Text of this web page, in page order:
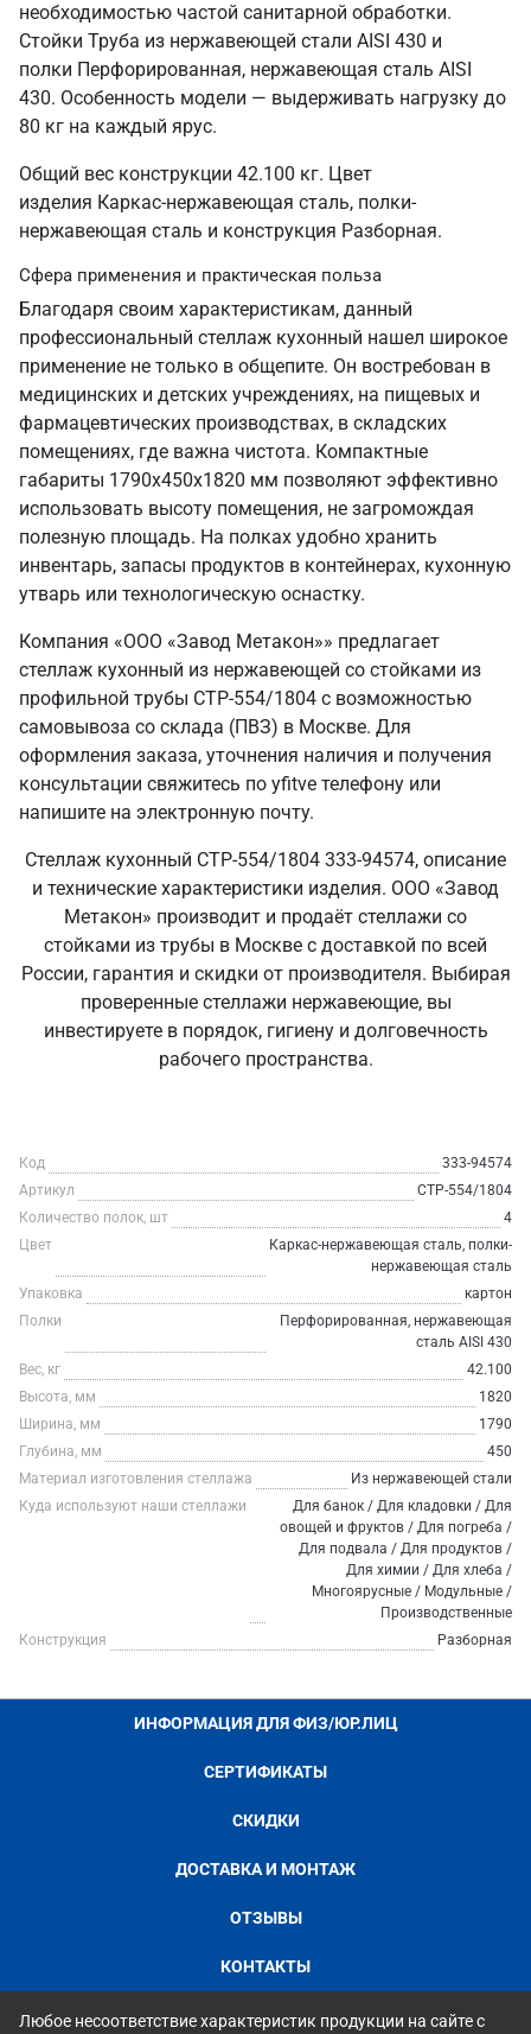
необходимостью частой санитарной обработки.
Стойки Труба из нержавеющей стали AISI 430 и
полки Перфорированная, нержавеющая сталь AISI
430. Особенность модели — выдерживать нагрузку до
80 кг на каждый ярус.
Общий вес конструкции 42.100 кг. Цвет
изделия Каркас-нержавеющая сталь, полки-
нержавеющая сталь и конструкция Разборная.
Сфера применения и практическая польза
Благодаря своим характеристикам, данный
профессиональный стеллаж кухонный нашел широкое
применение не только в общепите. Он востребован в
медицинских и детских учреждениях, на пищевых и
фармацевтических производствах, в складских
помещениях, где важна чистота. Компактные
габариты 1790х450х1820 мм позволяют эффективно
использовать высоту помещения, не загромождая
полезную площадь. На полках удобно хранить
инвентарь, запасы продуктов в контейнерах, кухонную
утварь или технологическую оснастку.
Компания «ООО «Завод Метакон»» предлагает
стеллаж кухонный из нержавеющей со стойками из
профильной трубы СТР-554/1804 с возможностью
самовывоза со склада (ПВЗ) в Москве. Для
оформления заказа, уточнения наличия и получения
консультации свяжитесь по yfitve телефону или
напишите на электронную почту.
Стеллаж кухонный СТР-554/1804 333-94574, описание
и технические характеристики изделия. ООО «Завод
Метакон» производит и продаёт стеллажи со
стойками из трубы в Москве с доставкой по всей
России, гарантия и скидки от производителя. Выбирая
проверенные стеллажи нержавеющие, вы
инвестируете в порядок, гигиену и долговечность
рабочего пространства.
Код
333-94574
Артикул
СТР-554/1804
Количество полок, шт
4
Цвет
Каркас-нержавеющая сталь, полки-
нержавеющая сталь
Упаковка
картон
Полки
Перфорированная, нержавеющая
сталь AISI 430
Вес, кг
42.100
Высота, мм
1820
Ширина, мм
1790
Глубина, мм
450
Материал изготовления стеллажа
Из нержавеющей стали
Куда используют наши стеллажи
Для банок / Для кладовки / Для
овощей и фруктов / Для погреба /
Для подвала / Для продуктов /
Для химии / Для хлеба /
Многоярусные / Модульные /
Производственные
Конструкция
Разборная
ИНФОРМАЦИЯ ДЛЯ ФИЗ/ЮР.ЛИЦ
СЕРТИФИКАТЫ
СКИДКИ
ДОСТАВКА И МОНТАЖ
ОТЗЫВЫ
КОНТАКТЫ
Любое несоответствие характеристик продукции на сайте с